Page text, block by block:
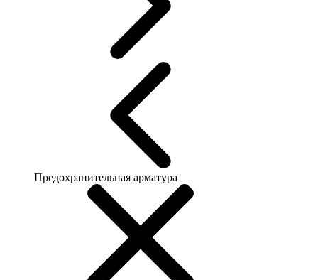
Предохранительная арматура